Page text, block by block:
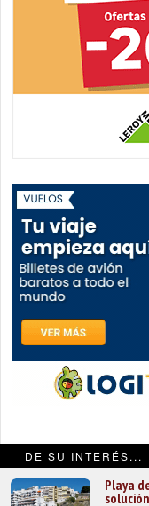
DE SU INTERÉS...
Playa